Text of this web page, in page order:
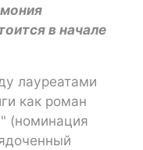
в начале
лауреатами
как роман
(номинация